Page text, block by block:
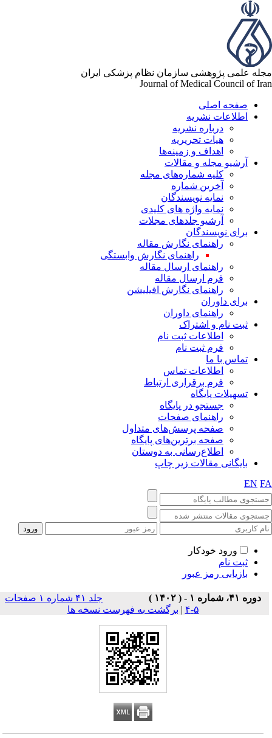
علمی پژوهشی سازمان نظام پزشکی ایران
Journal of Medical Council of
صفحه اصلی
اطلاعات نشریه
درباره نشریه
هیات تحریریه
اهداف و زمینه‌ها
آرشیو مجله و مقالات
کلیه شماره‌های مجله
آخرین شماره
نمایه نویسندگان
نمایه واژه های کلیدی
آرشیو جلدهای مجلات
برای نویسندگان
راهنمای نگارش مقاله
راهنمای نگارش وابستگی
راهنمای ارسال مقاله
فرم ارسال مقاله
راهنمای نگارش افیلیشن
برای داوران
راهنمای داوران
ثبت نام و اشتراک
اطلاعات ثبت نام
فرم ثبت نام
تماس با ما
اطلاعات تماس
فرم برقراری ارتباط
تسهیلات پایگاه
جستجو در پایگاه
راهنمای صفحات
صفحه پرسش‌های متداول
صفحه برترین‌های پایگاه
اطلاع‌رسانی به دوستان
بایگانی مقالات زیر چاپ
EN
ورود خودکار
ثبت نام
بازیابی رمز عبور
دوره ۴۱، شماره ۱ - ( ۱۴۰۲ )
جلد ۴۱ شماره ۱ صفحات
| برگشت به فهرست نسخه ها